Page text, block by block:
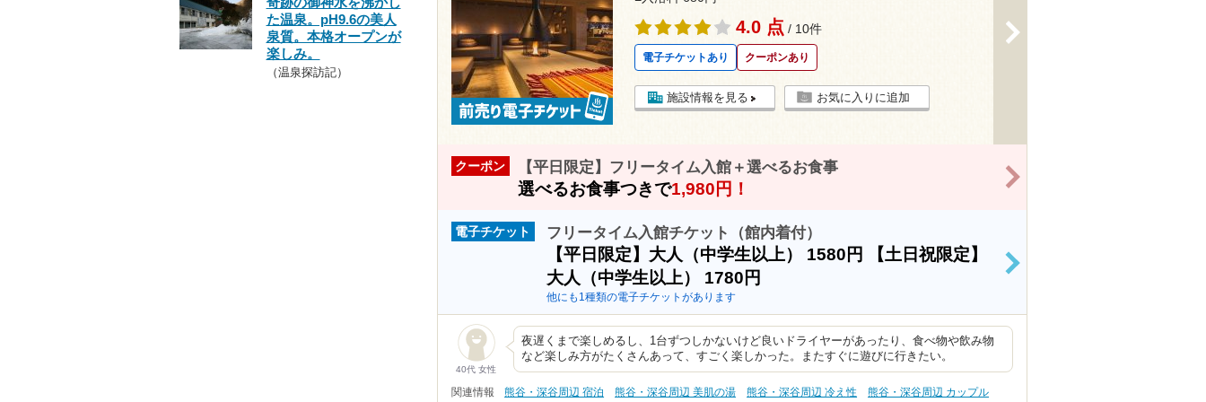
4.0 点 / 10件
電子チケットあり クーポンあり
施設情報を見る お気に入りに追加
クーポン 【平日限定】フリータイム入館＋選べるお食事
選べるお食事つきで1,980円！
電子チケット フリータイム入館チケット（館内着付）
【平日限定】大人（中学生以上） 1580円
【土日祝限定】
大人（中学生以上） 1780円
他にも1種類の電子チケットがあります
>
40代 女性
夜遅くまで楽しめるし、1台ずつしかないけど良いドライヤーがあったり、食べ物や飲み物
など楽しみ方がたくさんあって、すごく楽しかった。またすぐに遊びに行きたい。
関連情報 熊谷・深谷周辺 宿泊 熊谷・深谷周辺 美肌の湯 熊谷・深谷周辺 冷え性
熊谷・深谷周辺 カップル
た温泉。pH9.6の美人
泉質。本格オープンが
楽しみ。
（温泉探訪記）